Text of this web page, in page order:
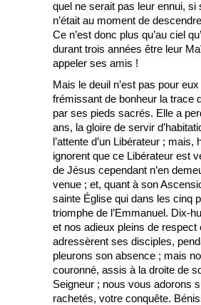
quel ne serait pas leur ennui, si
n’était au moment de
Ce n’est donc plus qu’au ciel
durant trois années être leur
appeler ses amis !
Mais le deuil n’est pas pour
frémissant de bonheur la trace
par ses pieds sacrés. Elle a
ans, la gloire de servir
l’attente d’un Libérateur ;
ignorent que ce Libérateur est
de Jésus cependant n’en
venue ; et, quant à son
sainte Église qui dans les cinq
triomphe de l’Emmanuel. Dix-
et nos adieux pleins de respect
adressèrent ses disciples,
pleurons son absence ; mais
couronné, assis à la droite de
Seigneur ; nous vous adorons
rachetés, votre conquête.